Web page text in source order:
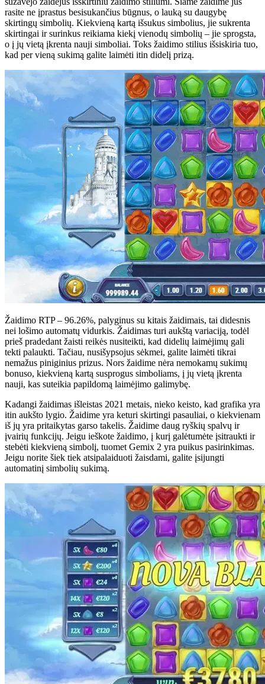
rasite ne įprastus besisukančius būgnus, o lauką su daugybę
skirtingų simbolių. Kiekvieną kartą išsukus simbolius, jie sukrenta
skirtingai ir surinkus reikiama kiekį vienodų simbolių – jie sprogsta,
o į jų vietą įkrenta nauji simboliai. Toks žaidimo stilius išsiskiria tuo,
kad per vieną sukimą galite laimėti itin didelį prizą.
Žaidimo RTP – 96.26%, palyginus su kitais žaidimais, tai didesnis
nei lošimo automatų vidurkis. Žaidimas turi aukštą variaciją, todėl
prieš pradedant žaisti reikės nusiteikti, kad didelių laimėjimų gali
tekti palaukti. Tačiau, nusišypsojus sėkmei, galite laimėti tikrai
nemažus piniginius prizus. Nors žaidime nėra nemokamų sukimų
bonuso, kiekvieną kartą susprogus simboliams, į jų vietą įkrenta
nauji, kas suteikia papildomą laimėjimo galimybę.
Kadangi žaidimas išleistas 2021 metais, nieko keisto, kad grafika yra
itin aukšto lygio. Žaidime yra keturi skirtingi pasauliai, o kiekvienam
iš jų yra pritaikytas garso takelis. Žaidime daug ryškių spalvų ir
įvairių funkcijų. Jeigu ieškote žaidimo, į kurį galėtumėte įsitraukti ir
stebėti kiekvieną simbolį, tuomet Gemix 2 yra puikus pasirinkimas.
Jeigu norite šiek tiek atsipalaiduoti žaisdami, galite įsijungti
automatinį simbolių sukimą.